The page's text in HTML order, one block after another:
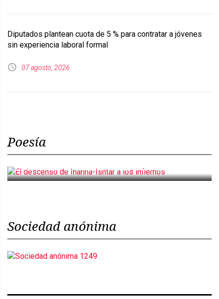
Diputados plantean cuota de 5 % para contratar a jóvenes
sin experiencia laboral formal
07 agosto, 2026
Poesía
El descenso de Inanna-Ishtar a los infiernos
Sociedad anónima